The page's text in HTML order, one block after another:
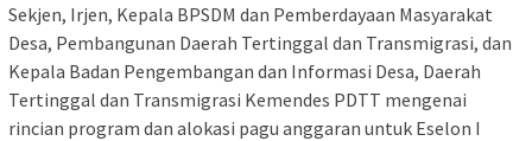
Sekjen, Irjen, Kepala BPSDM dan Pemberdayaan Masyarakat
Desa, Pembangunan Daerah Tertinggal dan Transmigrasi, dan
Kepala Badan Pengembangan dan Informasi Desa, Daerah
Tertinggal dan Transmigrasi Kemendes PDTT mengenai
rincian program dan alokasi pagu anggaran untuk Eselon I